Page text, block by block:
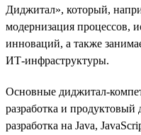
Диджитал», который,
модернизация процессов,
инноваций, а также
ИТ-инфраструктуры.
Основные диджитал-
разработка и продуктовый
разработка на Java,